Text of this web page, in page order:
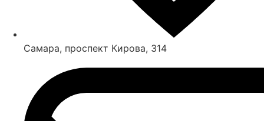
Самара, проспект Кирова, 314